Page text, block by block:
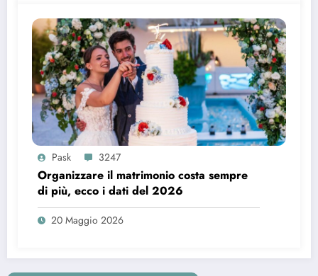
Pask 3247
Organizzare il matrimonio costa sempre
di più, ecco i dati del 2026
20 Maggio 2026